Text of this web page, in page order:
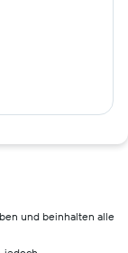
und beinhalten alle